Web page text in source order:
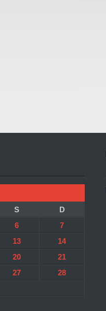
S
D
6
7
13
14
20
21
27
28